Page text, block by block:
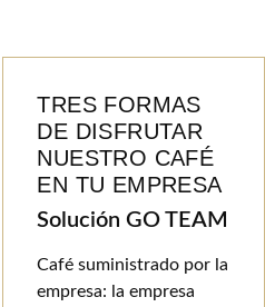
TRES FORMAS
DE DISFRUTAR
NUESTRO CAFÉ
EN TU EMPRESA
Solución GO TEAM
Café suministrado por la
empresa: la empresa